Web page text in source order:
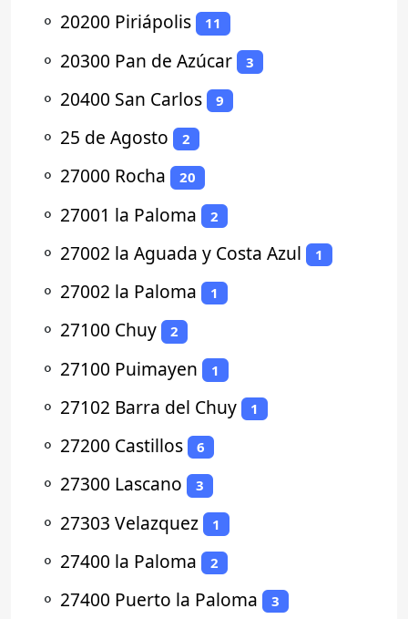
⚬ 20200 Piriápolis 11
⚬ 20300 Pan de Azúcar 3
⚬ 20400 San Carlos 9
⚬ 25 de Agosto 2
⚬ 27000 Rocha 20
⚬ 27001 la Paloma 2
⚬ 27002 la Aguada y Costa Azul 1
⚬ 27002 la Paloma 1
⚬ 27100 Chuy 2
⚬ 27100 Puimayen 1
⚬ 27102 Barra del Chuy 1
⚬ 27200 Castillos 6
⚬ 27300 Lascano 3
⚬ 27303 Velazquez 1
⚬ 27400 la Paloma 2
⚬ 27400 Puerto la Paloma 3